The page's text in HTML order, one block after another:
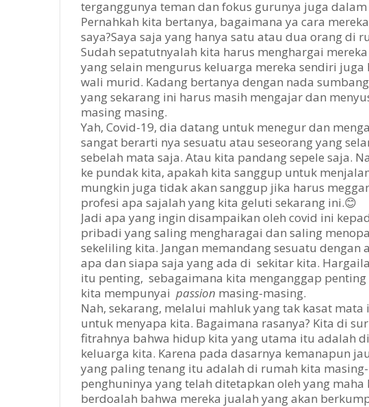
terganggunya teman dan fokus gurunya juga
Pernahkah kita bertanya, bagaimana ya cara
saya?Saya saja yang hanya satu atau dua orang di
Sudah sepatutnyalah kita harus menghargai
yang selain mengurus keluarga mereka sendiri
wali murid. Kadang bertanya dengan nada
yang sekarang ini harus masih mengajar dan
masing masing.
Yah, Covid-19, dia datang untuk menegur dan
sangat berarti nya sesuatu atau seseorang yang
sebelah mata saja. Atau kita pandang sepele saja.
ke pundak kita, apakah kita sanggup untuk
mungkin juga tidak akan sanggup jika harus
profesi apa sajalah yang kita geluti sekarang ini.😊
Jadi apa yang ingin disampaikan oleh covid ini
pribadi yang saling mengharagai dan saling
sekeliling kita. Jangan memandang sesuatu dengan
apa dan siapa saja yang ada di sekitar kita.
itu penting, sebagaimana kita menganggap
kita mempunyai passion masing-masing.
Nah, sekarang, melalui mahluk yang tak kasat
untuk menyapa kita. Bagaimana rasanya? Kita di
fitrahnya bahwa hidup kita yang utama itu adalah
keluarga kita. Karena pada dasarnya kemanapun
yang paling tenang itu adalah di rumah kita
penghuninya yang telah ditetapkan oleh yang maha
berdoalah bahwa mereka jualah yang akan